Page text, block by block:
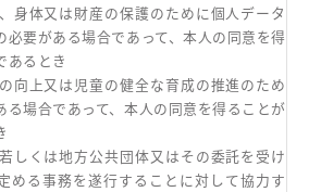
身体又は財産の保護のために個人データ
必要がある場合であって、本人の同意を得
あるとき
向上又は児童の健全な育成の推進のため
る場合であって、本人の同意を得ることが
しくは地方公共団体又はその委託を受け
める事務を遂行することに対して協力す